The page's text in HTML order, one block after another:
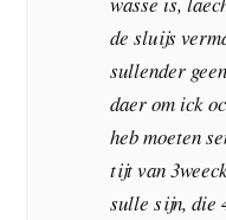
de sluijs
sullender
daer om ick
heb moeten
tijt van
sulle sijn, die